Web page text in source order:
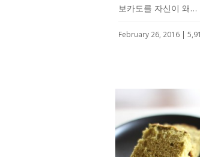
보카도를 자신이 왜…
February 26, 2016 |